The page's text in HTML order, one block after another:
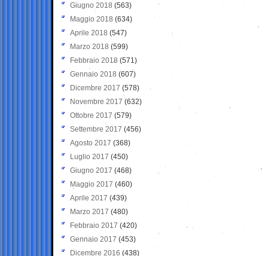
Giugno 2018 (563)
Maggio 2018 (634)
Aprile 2018 (547)
Marzo 2018 (599)
Febbraio 2018 (571)
Gennaio 2018 (607)
Dicembre 2017 (578)
Novembre 2017 (632)
Ottobre 2017 (579)
Settembre 2017 (456)
Agosto 2017 (368)
Luglio 2017 (450)
Giugno 2017 (468)
Maggio 2017 (460)
Aprile 2017 (439)
Marzo 2017 (480)
Febbraio 2017 (420)
Gennaio 2017 (453)
Dicembre 2016 (438)